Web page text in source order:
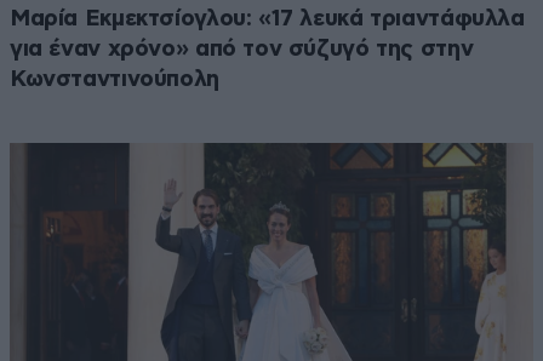
Μαρία Εκμεκτσίογλου: «17 λευκά τριαντάφυλλα
για έναν χρόνο» από τον σύζυγό της στην
Κωνσταντινούπολη